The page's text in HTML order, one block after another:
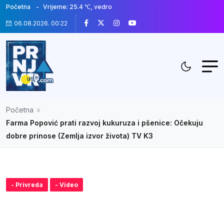
Početna Vrijeme: 25.4 ℃, vedro
06.08.2026. 00:22
Početna »
Farma Popović prati razvoj kukuruza i pšenice: Očekuju
dobre prinose (Zemlja izvor života) TV K3
- Privreda - Video